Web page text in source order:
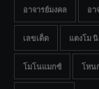
อาจารย์มงคล อา
เลขเด็ด แตงโม
โมโนแมกซ์ โหน